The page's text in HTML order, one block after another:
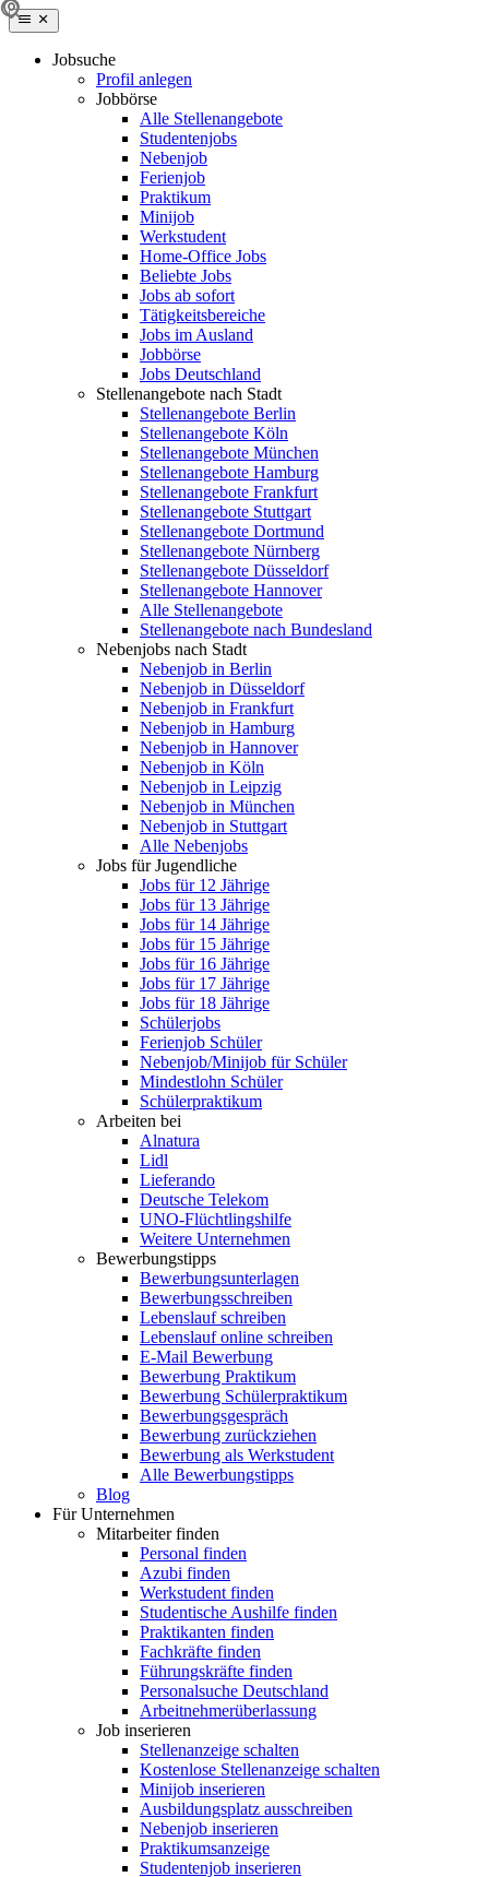
Jobsuche
Profil anlegen
Jobbörse
Alle Stellenangebote
Studentenjobs
Nebenjob
Ferienjob
Praktikum
Minijob
Werkstudent
Home-Office Jobs
Beliebte Jobs
Jobs ab sofort
Tätigkeitsbereiche
Jobs im Ausland
Jobbörse
Jobs Deutschland
Stellenangebote nach Stadt
Stellenangebote Berlin
Stellenangebote Köln
Stellenangebote München
Stellenangebote Hamburg
Stellenangebote Frankfurt
Stellenangebote Stuttgart
Stellenangebote Dortmund
Stellenangebote Nürnberg
Stellenangebote Düsseldorf
Stellenangebote Hannover
Alle Stellenangebote
Stellenangebote nach Bundesland
Nebenjobs nach Stadt
Nebenjob in Berlin
Nebenjob in Düsseldorf
Nebenjob in Frankfurt
Nebenjob in Hamburg
Nebenjob in Hannover
Nebenjob in Köln
Nebenjob in Leipzig
Nebenjob in München
Nebenjob in Stuttgart
Alle Nebenjobs
Jobs für Jugendliche
Jobs für 12 Jährige
Jobs für 13 Jährige
Jobs für 14 Jährige
Jobs für 15 Jährige
Jobs für 16 Jährige
Jobs für 17 Jährige
Jobs für 18 Jährige
Schülerjobs
Ferienjob Schüler
Nebenjob/Minijob für Schüler
Mindestlohn Schüler
Schülerpraktikum
Arbeiten bei
Alnatura
Lidl
Lieferando
Deutsche Telekom
UNO-Flüchtlingshilfe
Weitere Unternehmen
Bewerbungstipps
Bewerbungsunterlagen
Bewerbungsschreiben
Lebenslauf schreiben
Lebenslauf online schreiben
E-Mail Bewerbung
Bewerbung Praktikum
Bewerbung Schülerpraktikum
Bewerbungsgespräch
Bewerbung zurückziehen
Bewerbung als Werkstudent
Alle Bewerbungstipps
Blog
Für Unternehmen
Mitarbeiter finden
Personal finden
Azubi finden
Werkstudent finden
Studentische Aushilfe finden
Praktikanten finden
Fachkräfte finden
Führungskräfte finden
Personalsuche Deutschland
Arbeitnehmerüberlassung
Job inserieren
Stellenanzeige schalten
Kostenlose Stellenanzeige schalten
Minijob inserieren
Ausbildungsplatz ausschreiben
Nebenjob inserieren
Praktikumsanzeige
Studentenjob inserieren